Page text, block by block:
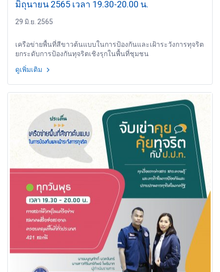
มิถุนายน 2565 เวลา 19.30-20.00 น.
29 มิ.ย. 2565
เครือข่ายพื้นที่สีขาวต้นแบบในการป้องกันและเฝ้าระวังการทุจริต
ยกระดับการป้องกันทุจริตเชิงรุกในพื้นที่ชุมชน
ดูเพิ่มเติม